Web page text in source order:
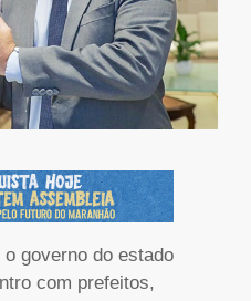
governo do estado
com prefeitos,